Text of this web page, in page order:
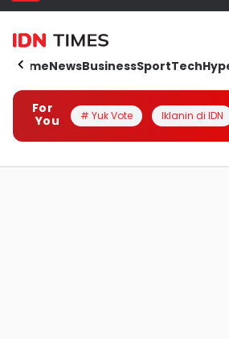
HomeNewsBusinessSportTech
For
You
# Yuk Vote Iklanin di IDN